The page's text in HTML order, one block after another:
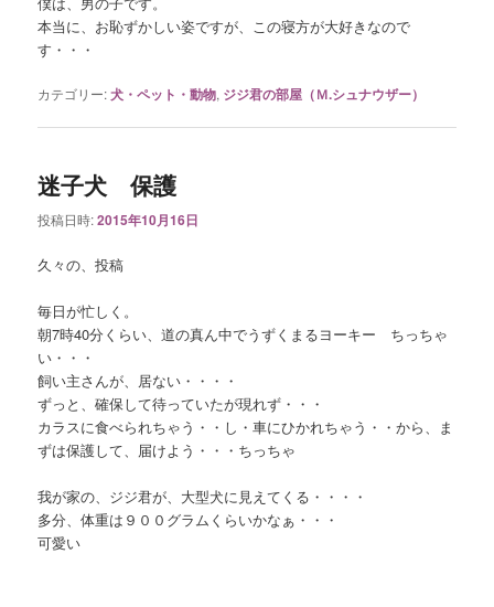
本当に、お恥ずかしい姿ですが、この寝方が大好きなので
す・・・
カテゴリー:犬・ペット・動物, ジジ君の部屋（Ｍ.シュナウザー）
迷子犬 保護
投稿日時:2015年10月16日
久々の、投稿
毎日が忙しく。
朝7時40分くらい、道の真ん中でうずくまるヨーキー ちっちゃ
い・・・
飼い主さんが、居ない・・・・
ずっと、確保して待っていたが現れず・・・
カラスに食べられちゃう・・し・車にひかれちゃう・・から、ま
ずは保護して、届けよう・・・ちっちゃ
我が家の、ジジ君が、大型犬に見えてくる・・・・
多分、体重は９００グラムくらいかなぁ・・・
可愛い